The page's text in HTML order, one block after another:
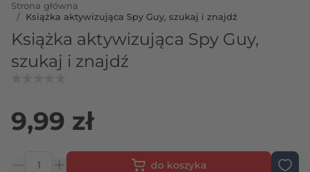
Strona główna
/ Książka aktywizująca Spy Guy, szukaj i znajdź
Książka aktywizująca Spy Guy,
szukaj i znajdź
9,99 zł
do koszyka